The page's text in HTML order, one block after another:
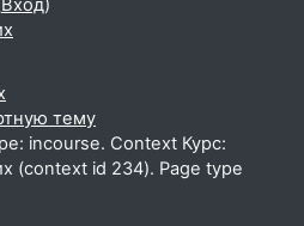
Вход)
тему
incourse. Context Курс:
(context id 234). Page type